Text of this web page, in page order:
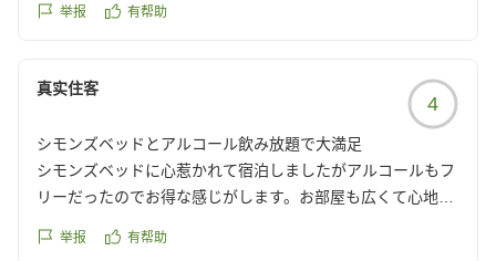
举报 有帮助
真实住客
4
シモンズベッドとアルコール飲み放題で大満足
シモンズベッドに心惹かれて宿泊しましたがアルコールもフ
リーだったのでお得な感じがします。お部屋も広くて心地よ
クチコミの詳細はこちらから
举报 有帮助